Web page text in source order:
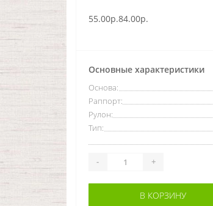
55.00р.84.00р.
Основные характеристики
Основа:
Раппорт:
Рулон:
Тип:
- +
В КОРЗИНУ